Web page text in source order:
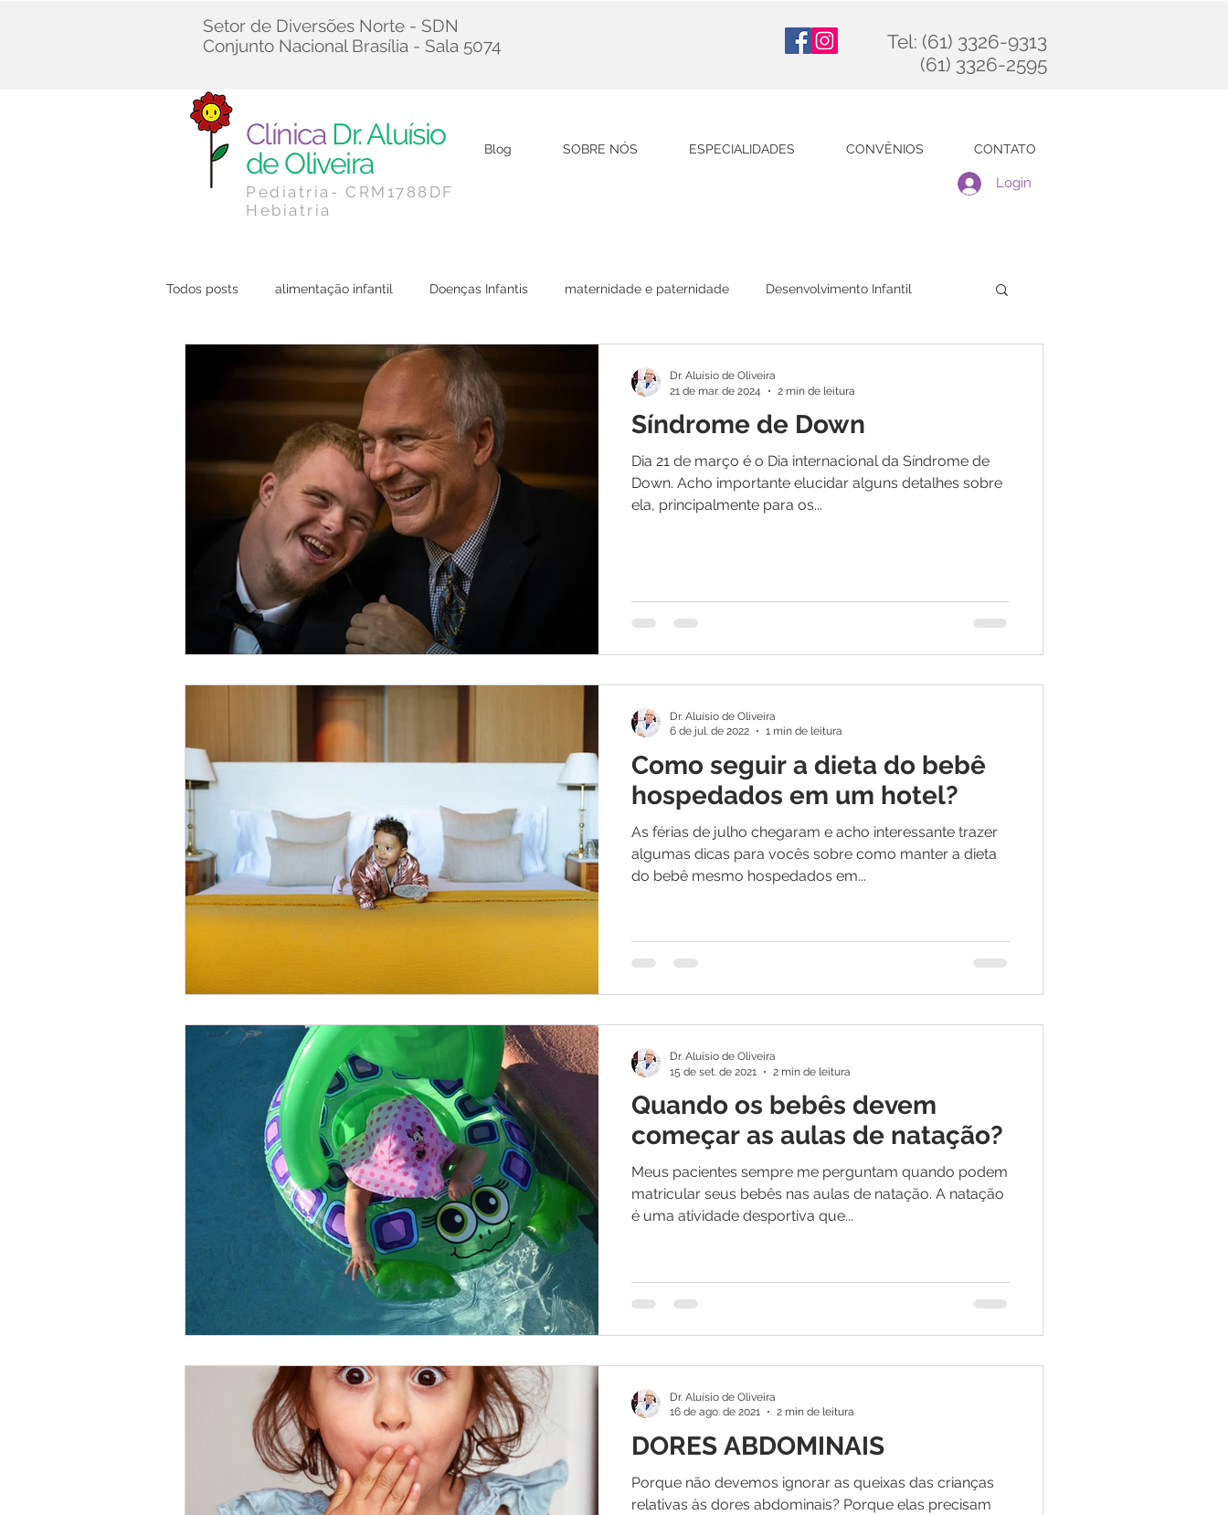
Setor de Diversões Norte - SDN
Conjunto Nacional Brasília - Sala 5074
Tel: (61) 3326-9313
(61) 3326-2595
Login
Clínica Dr. Aluísio
de Oliveira
Blog SOBRE NÓS ESPECIALIDADES CONVÊNIOS CONTATO
Pediatria- CRM1788DF
Hebiatria
Todos posts alimentação infantil Doenças Infantis maternidade e paternidade Desenvolvimento Infantil
Dicas de Viagem
Síndrome de Down
Dia 21 de março é o Dia internacional da Síndrome de
Down. Acho importante elucidar alguns detalhes sobre
ela, principalmente para os...
Dr. Aluísio de Oliveira
21 de mar. de 2024
2 min de leitura
Como seguir a dieta do bebê
hospedados em um hotel?
As férias de julho chegaram e acho interessante trazer
algumas dicas para vocês sobre como manter a dieta
do bebê mesmo hospedados em...
Dr. Aluísio de Oliveira
6 de jul. de 2022
1 min de leitura
Quando os bebês devem
começar as aulas de natação?
Meus pacientes sempre me perguntam quando podem
matricular seus bebês nas aulas de natação. A natação
é uma atividade desportiva que...
Dr. Aluísio de Oliveira
15 de set. de 2021
2 min de leitura
DORES ABDOMINAIS
Porque não devemos ignorar as queixas das crianças
relativas às dores abdominais? Porque elas precisam
Dr. Aluísio de Oliveira
16 de ago. de 2021
2 min de leitura